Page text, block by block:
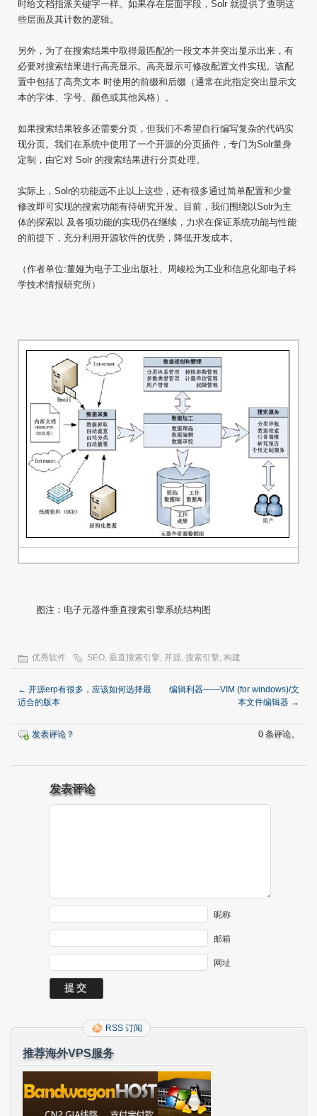
时给文档指派关键字一样。如果存在层面字段，Solr 就提供了查明这
些层面及其计数的逻辑。
另外，为了在搜索结果中取得最匹配的一段文本并突出显示出来，有
必要对搜索结果进行高亮显示。高亮显示可修改配置文件实现。该配
置中包括了高亮文本 时使用的前缀和后缀（通常在此指定突出显示文
本的字体、字号、颜色或其他风格）。
如果搜索结果较多还需要分页，但我们不希望自行编写复杂的代码实
现分页。我们在系统中使用了一个开源的分页插件，专门为Solr量身
定制，由它对 Solr 的搜索结果进行分页处理。
实际上，Solr的功能远不止以上这些，还有很多通过简单配置和少量
修改即可实现的搜索功能有待研究开发。目前，我们围绕以Solr为主
体的探索以 及各项功能的实现仍在继续，力求在保证系统功能与性能
的前提下，充分利用开源软件的优势，降低开发成本。
（作者单位:董娅为电子工业出版社、周峻松为工业和信息化部电子科
学技术情报研究所）
图注：电子元器件垂直搜索引擎系统结构图
优秀软件 SEO, 垂直搜索引擎, 开源, 搜索引擎, 构建
← 开源erp有很多，应该如何选择最
适合的版本
编辑利器——VIM (for windows)/文
本文件编辑器 →
发表评论？ 0 条评论。
发表评论
昵称
邮箱
网址
RSS 订阅
推荐海外VPS服务